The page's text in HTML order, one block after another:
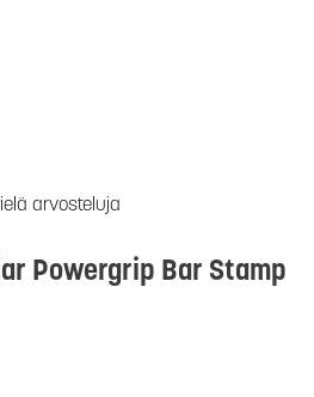
arvosteluja
Powergrip Bar Stamp